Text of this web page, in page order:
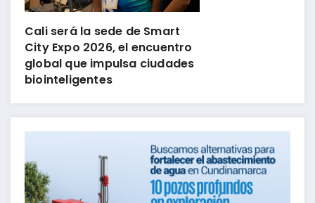
Cali será la sede de Smart
City Expo 2026, el encuentro
global que impulsa ciudades
biointeligentes